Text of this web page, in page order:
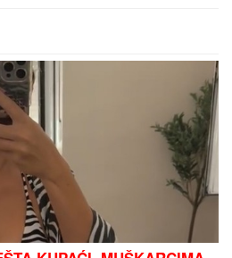
OVO JE ZORAN
ZA UBISTVO SVOJE
NOVOM BEOGRADU!
izvela bosog, KRVAVIH
lisicama na rukama, ušao u
pomoći